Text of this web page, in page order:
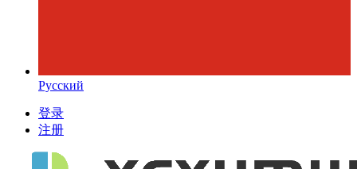
Русский
登录
注册